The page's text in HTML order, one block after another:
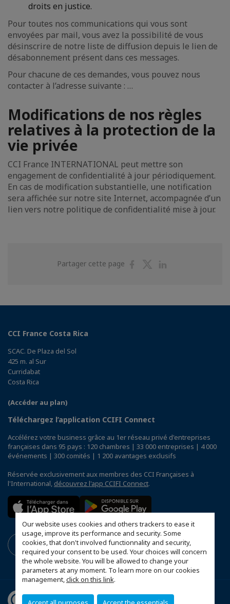
Our website uses cookies and others trackers to ease it
usage, improve its performance and security. Some
cookies, that don't involved functionnality and security,
required your consent to be used. Your choices will concern
the whole website. You will be allowed to change your
parameters at any moment. To learn more on our cookies
management,click on this link.
droits en justice.
Pour toutes nos communications qui vous sont
envoyées par mail, vous avez la possibilité de vous
désinscrire de notre liste de diffusion depuis le lien de
désabonnement présent dans ces messages.
Pour chacune de ces demandes, vous pouvez nous
contacter à l’adresse suivante : …
Modifications de nos règles
relatives à la protection de la
vie privée
CCI France INTERNATIONAL peut mettre son
engagement de confidentialité à jour périodiquement.
En cas de modification substantielle, une notification
sera affichée sur notre site Internet, accompagnée d’un
lien vers notre politique de confidentialité mise à jour.
Partager cette page
PartagerPartager
CCI France Costa Rica
SCAC. De Plaza del Sol
425 m. al Sur
Curridabat
Costa Rica
(Accéder au plan)
Téléchargez l’application CCIFI Connect
Accélérez votre business grâce au 1er réseau privé d'entreprises
françaises dans 95 pays : 120 chambres | 33 000 entreprises | 4 000
événements | 300 comités | 1 200 avantages exclusifs
Réservée exclusivement aux membres des CCI Françaises à
l'International, découvrez l'app CCIFI Connect.